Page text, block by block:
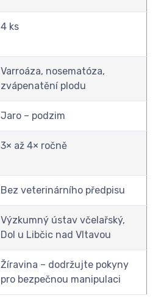
4 ks
Varroáza, nosematóza,
zvápenatění plodu
Jaro – podzim
3× až 4× ročně
Bez veterinárního předpisu
Výzkumný ústav včelařský,
Dol u Libčic nad Vltavou
Žíravina – dodržujte pokyny
pro bezpečnou manipulaci